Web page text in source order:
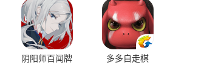
阴阳师百闻牌 多多自走棋